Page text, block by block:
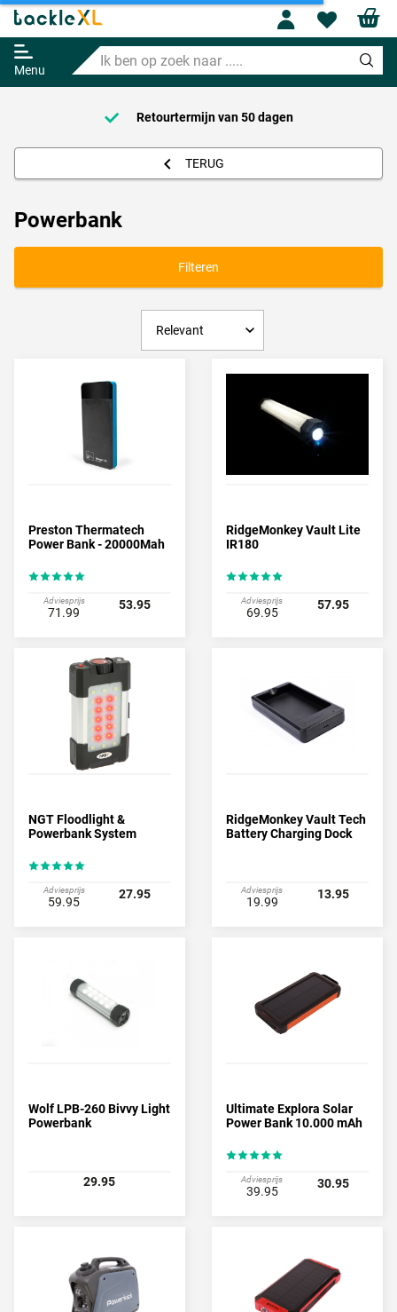
Menu
Ik
ben
op
naar
Profile
Retourtermijn van 50 dagen
TERUG
Powerbank
Filteren
Preston Thermatech
Power Bank - 20000Mah
Adviesprijs
71.99
53.95
RidgeMonkey Vault Lite
IR180
Adviesprijs
69.95
57.95
NGT Floodlight &
Powerbank System
Adviesprijs
59.95
27.95
RidgeMonkey Vault Tech
Battery Charging Dock
Adviesprijs
19.99
13.95
Wolf LPB-260 Bivvy Light
Powerbank
29.95
Ultimate Explora Solar
Power Bank 10.000 mAh
Adviesprijs
39.95
30.95